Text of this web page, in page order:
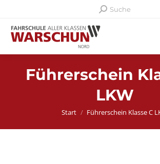
Search:
Suche
Führerschein
LKW
Sie befinden sich hier:
Start Führerschein Klasse C